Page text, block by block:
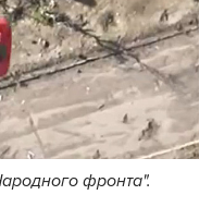
фронта".